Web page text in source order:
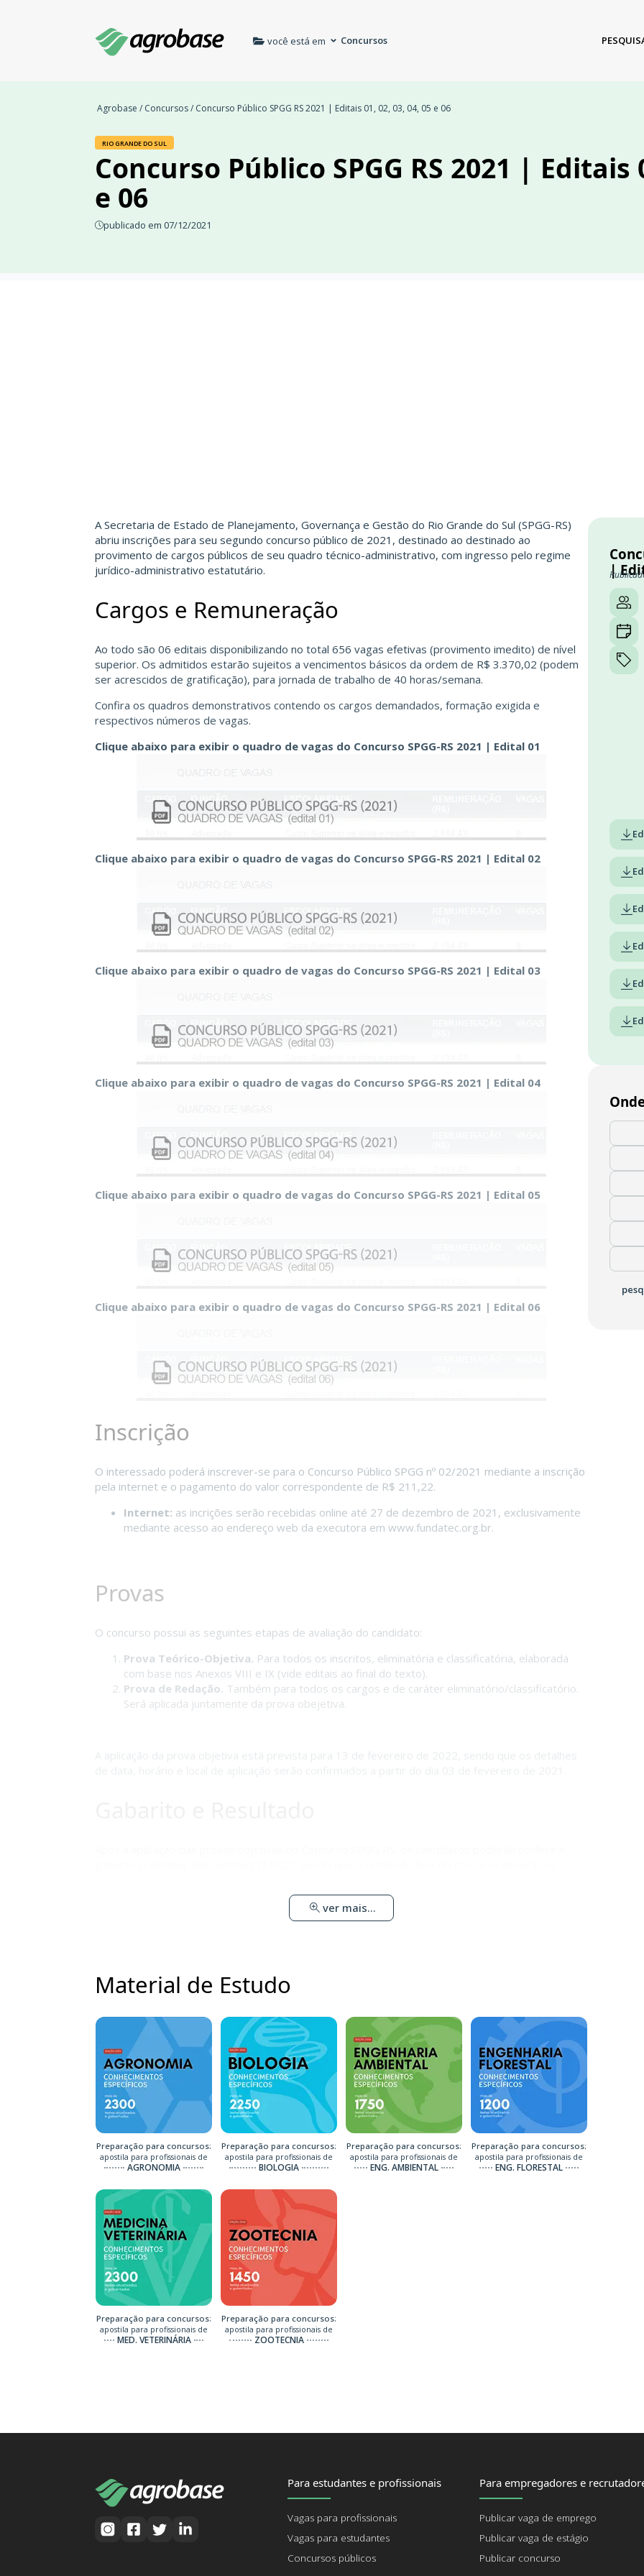
você está em Concursos
Agrobase / Concursos/ Concurso Público SPGG RS 2021 | Editais 01, 02, 03, 04, 05 e 06
RIO GRANDE DO SUL
Concurso Público SPGG RS 2021 | Editais
e 06
publicado em 07/12/2021
A Secretaria de Estado de Planejamento, Governança e Gestão do Rio Grande do Sul (SPGG-RS)
abriu inscrições para seu segundo concurso público de 2021, destinado ao destinado ao
provimento de cargos públicos de seu quadro técnico-administrativo, com ingresso pelo regime
jurídico-administrativo estatutário.
Cargos e Remuneração
Ao todo são 06 editais disponibilizando no total 656 vagas efetivas (provimento imedito) de nível
superior. Os admitidos estarão sujeitos a vencimentos básicos da ordem de R$ 3.370,02 (podem
ser acrescidos de gratificação), para jornada de trabalho de 40 horas/semana.
Confira os quadros demonstrativos contendo os cargos demandados, formação exigida e
respectivos números de vagas.
Clique abaixo para exibir o quadro de vagas do Concurso SPGG-RS 2021 | Edital 01
Clique abaixo para exibir o quadro de vagas do Concurso SPGG-RS 2021 | Edital 02
Clique abaixo para exibir o quadro de vagas do Concurso SPGG-RS 2021 | Edital 03
Clique abaixo para exibir o quadro de vagas do Concurso SPGG-RS 2021 | Edital 04
Clique abaixo para exibir o quadro de vagas do Concurso SPGG-RS 2021 | Edital 05
Clique abaixo para exibir o quadro de vagas do Concurso SPGG-RS 2021 | Edital 06
Inscrição
O interessado poderá inscrever-se para o Concurso Público SPGG nº 02/2021 mediante a inscrição
pela internet e o pagamento do valor correspondente de R$ 211,22.
Internet: as incrições serão recebidas online até 27 de dezembro de 2021, exclusivamente
mediante acesso ao endereço web da executora em www.fundatec.org.br.
Provas
O concurso possui as seguintes etapas de avaliação do candidato:
Prova Teórico-Objetiva. Para todos os inscritos, eliminatória e classificatória, elaborada
com base nos Anexos VIII e IX (vide editais ao final do texto).
Prova de Redação. Também para todos os cargos e de caráter eliminatório/classificatório.
Será aplicada juntamente da prova obejetiva.
ver mais...
Material de Estudo
Preparação para concursos:
apostila para profissionais de
AGRONOMIA
Preparação para concursos:
apostila para profissionais de
BIOLOGIA
Preparação para concursos:
apostila para profissionais de
ENG. AMBIENTAL
Preparação para concursos:
apostila para profissionais de
ENG. FLORESTAL
Preparação para concursos:
apostila para profissionais de
MED. VETERINÁRIA
Preparação para concursos:
apostila para profissionais de
ZOOTECNIA
|
Para estudantes e profissionais
Vagas para profissionais
Vagas para estudantes
Concursos públicos
Para empregadores e
Publicar vaga de emprego
Publicar vaga de estágio
Publicar concurso